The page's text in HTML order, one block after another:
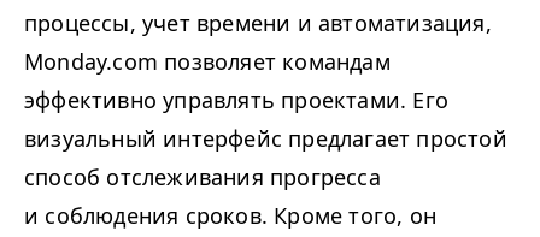
процессы, учет времени и автоматизация,
Monday​.com позволяет командам
эффективно управлять проектами. Его
визуальный интерфейс предлагает простой
способ отслеживания прогресса
и соблюдения сроков. Кроме того, он